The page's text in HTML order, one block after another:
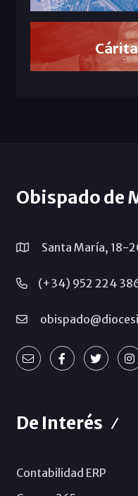
Obispado de
Santa María, 18-
(+34) 952 224
De Interés
Contabilidad ERP